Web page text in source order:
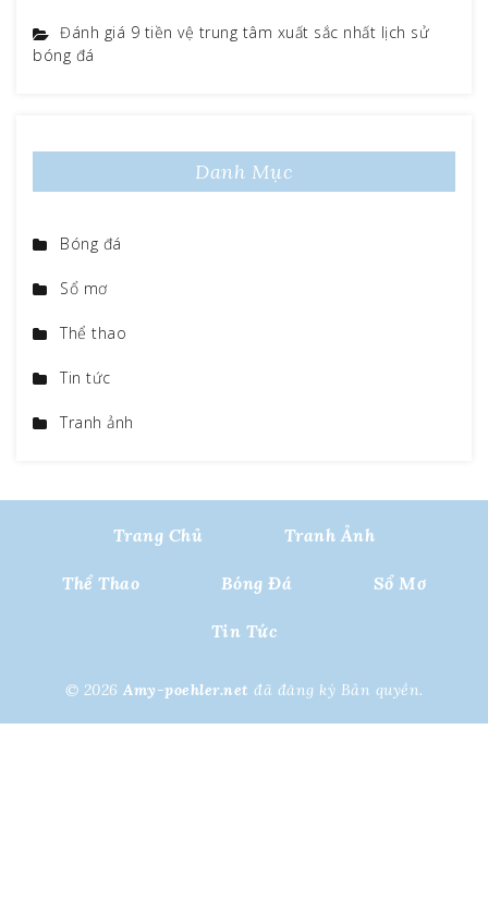
Đánh giá 9 tiền vệ trung tâm xuất sắc nhất lịch sử
bóng đá
Danh Mục
Bóng đá
Sổ mơ
Thể thao
Tin tức
Tranh ảnh
Trang Chủ Tranh Ảnh
Thể Thao Bóng Đá Sổ Mơ
Tin Tức
© 2026 Amy-poehler.net đã đăng ký Bản quyền.